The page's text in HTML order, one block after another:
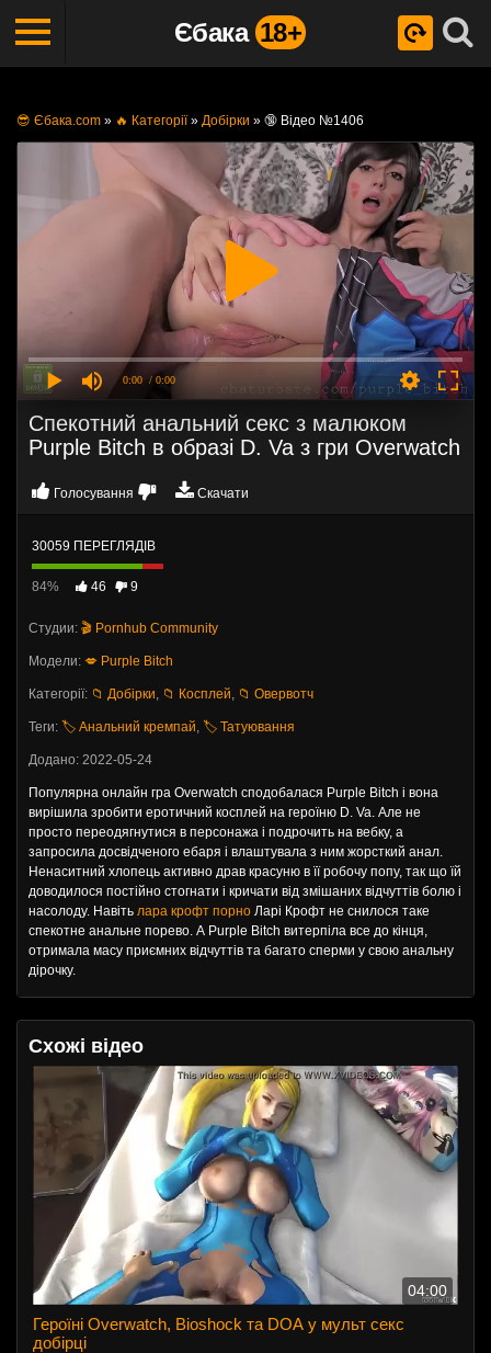
Єбака 18+
😎 Єбака.com » 🔥 Категорії» Добірки » 🔞 Відео №1406
0:00 / 0:00
Спекотний анальний секс з малюком
Purple Bitch в образі D. ​​Va з гри Overwatch
Голосування Скачати
30059 ПЕРЕГЛЯДІВ
84% 46 9
Студии: 🎬 Pornhub Community
Модели: 💋 Purple Bitch
Категорії: 📁 Добірки, 📁 Косплей, 📁 Овервотч
Теги: 🏷️ Анальний кремпай, 🏷️ Татуювання
Додано: 2022-05-24
Популярна онлайн гра Overwatch сподобалася Purple Bitch і вона
вирішила зробити еротичний косплей на героїню D. Va. Але не
просто переодягнутися в персонажа і подрочить на вебку, а
запросила досвідченого ебаря і влаштувала з ним жорсткий анал.
Ненаситний хлопець активно драв красуню в її робочу попу, так що їй
доводилося постійно стогнати і кричати від змішаних відчуттів болю і
насолоду. Навіть лара крофт порно Ларі Крофт не снилося таке
спекотне анальне порево. А Purple Bitch витерпіла все до кінця,
отримала масу приємних відчуттів та багато сперми у свою анальну
дірочку.
Схожі відео
04:00
Героїні Overwatch, Bioshock та DOA у мульт секс
добірці